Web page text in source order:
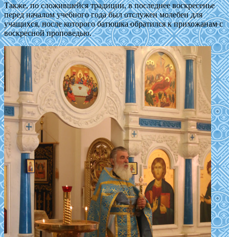
Также, по сложившейся традиции, в последнее воскресенье
перед началом учебного года был отслужен молебен для
учащихся, после которого батюшка обратился к прихожанам с
воскресной проповедью.